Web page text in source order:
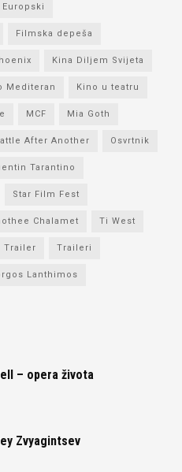
Europski
Filmska depeša
Kina Diljem Svijeta
Mediteran Kino u teatru
MCF Mia Goth
After Another Osvrtnik
Tarantino
Star Film Fest
Chalamet Ti West
Trailer Traileri
Lanthimos
– opera života
Zvyagintsev